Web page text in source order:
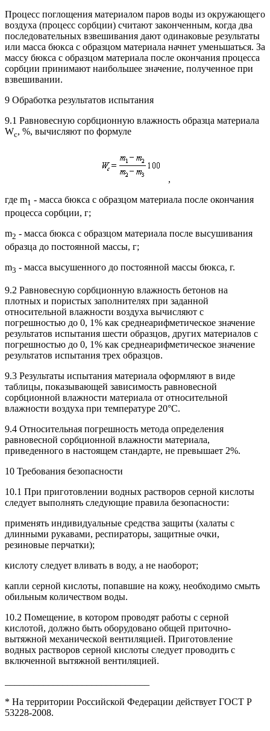
Процесс поглощения материалом паров воды из окружающего
воздуха (процесс сорбции) считают законченным, когда два
последовательных взвешивания дают одинаковые результаты
или масса бюкса с образцом материала начнет уменьшаться. За
массу бюкса с образцом материала после окончания процесса
сорбции принимают наибольшее значение, полученное при
взвешивании.
9 Обработка результатов испытания
9.1 Равновесную сорбционную влажность образца материала
Wc, %, вычисляют по формуле
,
где m1 - масса бюкса с образцом материала после окончания
процесса сорбции, г;
m2 - масса бюкса с образцом материала после высушивания
образца до постоянной массы, г;
m3 - масса высушенного до постоянной массы бюкса, г.
9.2 Равновесную сорбционную влажность бетонов на
плотных и пористых заполнителях при заданной
относительной влажности воздуха вычисляют с
погрешностью до 0, 1% как среднеарифметическое значение
результатов испытания шести образцов, других материалов с
погрешностью до 0, 1% как среднеарифметическое значение
результатов испытания трех образцов.
9.3 Результаты испытания материала оформляют в виде
таблицы, показывающей зависимость равновесной
сорбционной влажности материала от относительной
влажности воздуха при температуре 20°С.
9.4 Относительная погрешность метода определения
равновесной сорбционной влажности материала,
приведенного в настоящем стандарте, не превышает 2%.
10 Требования безопасности
10.1 При приготовлении водных растворов серной кислоты
следует выполнять следующие правила безопасности:
применять индивидуальные средства защиты (халаты с
длинными рукавами, респираторы, защитные очки,
резиновые перчатки);
кислоту следует вливать в воду, а не наоборот;
капли серной кислоты, попавшие на кожу, необходимо смыть
обильным количеством воды.
10.2 Помещение, в котором проводят работы с серной
кислотой, должно быть оборудовано общей приточно-
вытяжной механической вентиляцией. Приготовление
водных растворов серной кислоты следует проводить с
включенной вытяжной вентиляцией.
* На территории Российской Федерации действует ГОСТ Р
53228-2008.